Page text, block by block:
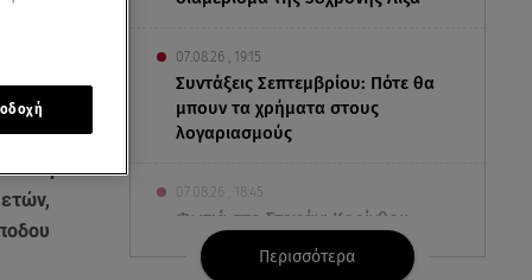
07.08.26 , 19:15
Συντάξεις Σεπτεμβρίου: Πότε θα
μπουν τα χρήματα στους
λογαριασμούς
07.08.26 , 18:45
Φωτιά στο Στεφάνι Κορίνθου:
Μήνυμα από το 112 -
Σηκώθηκαν εναέρια μέσα
Περισσότερα
που ήταν